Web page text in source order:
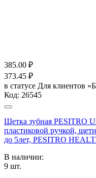
385.00 ₽
373.45 ₽
в статусе Для клиентов
Код: 26545
Щетка зубная PESITRO
пластиковой ручкой,
до 5лет, PESITRO
В наличии:
9 шт.